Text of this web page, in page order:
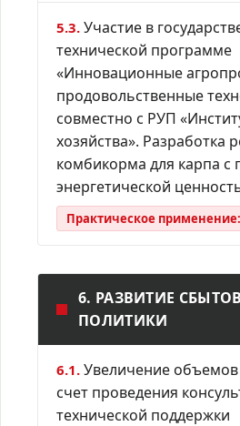
5.3. Участие в
технической программе
«Инновационные
продовольственные
совместно с РУП
хозяйства». Разработка
комбикорма для карпа
энергетической
Практическое применение:
6. РАЗВИТИЕ
ПОЛИТИКИ
6.1. Увеличение объемов
счет проведения
технической поддержки